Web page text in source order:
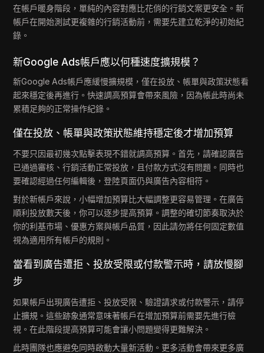
在帳戶暖身階段，單純的內容對應比花俏的行銷文案更安全。新
帳戶在開始測試更複雜的行銷活動前，需要先建立乾淨的初始紀
錄。
新Google Ads帳戶應以何種速度擴規模？
新Google Ads帳戶應緩慢擴規模，僅在投放、帳單與政策狀態看
起來穩定後再進行。快速調高預算會帶來風險，因為帳此時尚未
累積足夠的正常操作紀錄。
僅在投放、帳單與政策狀態維持穩定後才增加預算
不要只因最初幾次點擊表現不錯就調高預算。首先，請確認廣告
已通過審核、行銷活動正常投放，且付款方式沒有問題。同時也
要確認經過任何編輯後，登陸頁面仍與廣告內容相符。
對於新帳戶來說，小幅增加預算比大幅調整更容易管理。在廣告
順利投放數天後，你可以逐步提高預算。調整的確切節奏取決於
你的利基市場、優惠方案與帳戶品質，因此請勿將任何固定數值
視為適用所有帳戶的規則。
當看到廣告遭拒、投放受限或付款警示時，請放慢腳
步
如果帳戶出現廣告遭拒、投放受限、驗證請求或付款警示，請停
止擴規。這些跡象通常意味著帳戶在增加預算前需要先進行檢
視。在此階段提高預算可能會讓小問題變得更難解決。
此時團隊也應避免同時啟動大量新活動。更多活動會帶來更多廣